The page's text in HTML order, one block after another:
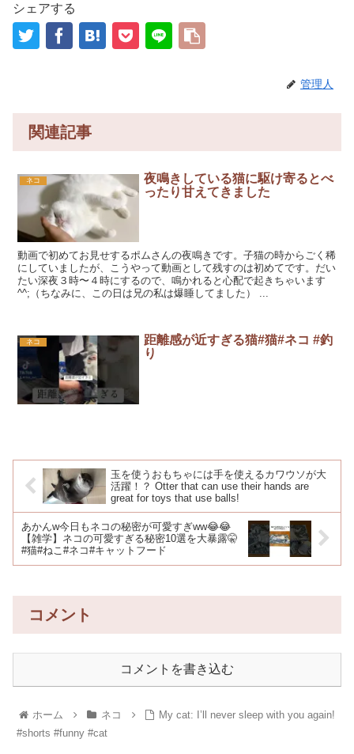
シェアする
管理人
関連記事
ネコ
夜鳴きしている猫に駆け寄るとべ
ったり甘えてきました
動画で初めてお見せするポムさんの夜鳴きです。子猫の時からごく稀
にしていましたが、こうやって動画として残すのは初めてです。だい
たい深夜３時〜４時にするので、鳴かれると心配で起きちゃいます
^^;（ちなみに、この日は兄の私は爆睡してました） ...
ネコ
距離感が近すぎる猫#猫#ネコ #釣
り
玉を使うおもちゃには手を使えるカワウソが大
活躍！？ Otter that can use their hands are
great for toys that use balls!
あかんw今日もネコの秘密が可愛すぎww😂😂
【雑学】ネコの可愛すぎる秘密10選を大暴露🤫
#猫#ねこ#ネコ#キャットフード
コメント
コメントを書き込む
ホーム ネコ
My cat: I’ll never sleep with you again!
#shorts #funny #cat